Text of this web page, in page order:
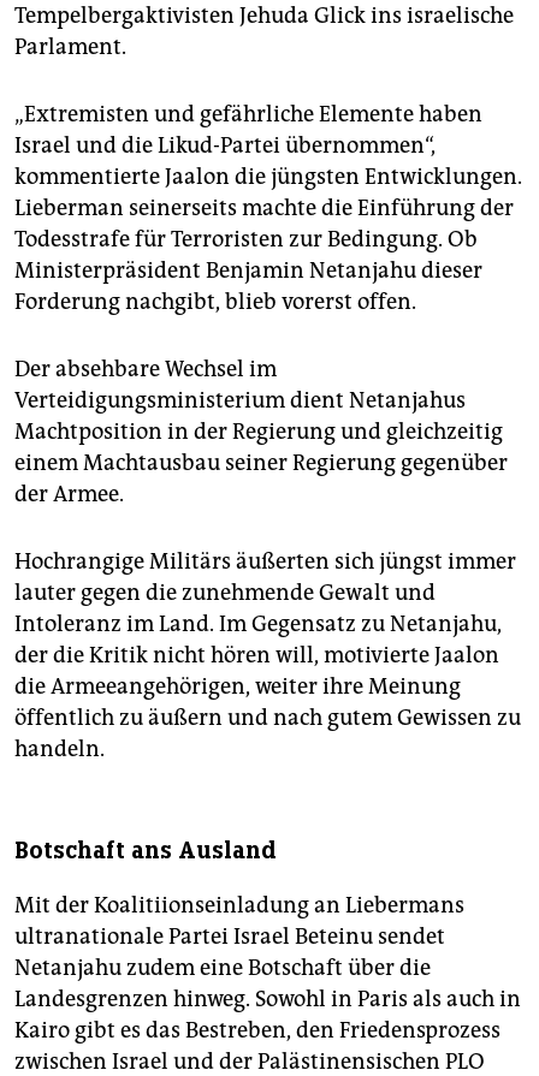
Tempelbergaktivisten Jehuda Glick ins israelische
Parlament.
„Extremisten und gefährliche Elemente haben
Israel und die Likud-Partei übernommen“,
kommentierte Jaalon die jüngsten Entwicklungen.
Lieberman seinerseits machte die Einführung der
Todesstrafe für Terroristen zur Bedingung. Ob
Ministerpräsident Benjamin Netanjahu dieser
Forderung nachgibt, blieb vorerst offen.
Der absehbare Wechsel im
Verteidigungsministerium dient Netanjahus
Machtposition in der Regierung und gleichzeitig
einem Machtausbau seiner Regierung gegenüber
der Armee.
Hochrangige Militärs äußerten sich jüngst immer
lauter gegen die zunehmende Gewalt und
Intoleranz im Land. Im Gegensatz zu Netanjahu,
der die Kritik nicht hören will, motivierte Jaalon
die Armeeangehörigen, weiter ihre Meinung
öffentlich zu äußern und nach gutem Gewissen zu
handeln.
Botschaft ans Ausland
Mit der Koalitiionseinladung an Liebermans
ultranationale Partei Israel Beteinu sendet
Netanjahu zudem eine Botschaft über die
Landesgrenzen hinweg. Sowohl in Paris als auch in
Kairo gibt es das Bestreben, den Friedensprozess
zwischen Israel und der Palästinensischen PLO